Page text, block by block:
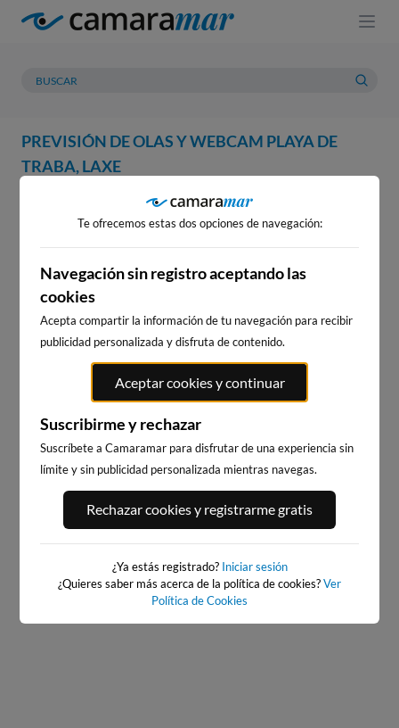
PREVISIÓN DE OLAS Y WEBCAM PLAYA DE
TRABA, LAXE
PREVISIÓN METEOROLOGÍA
WEBCAM PLAYA DE TRABA,
LAXE
WEBCAMS CERCANAS
PUERTO DE CAMARIÑAS
13km · Camariñas
0.2 m CHOPI
PLAYA DE CAMARIÑAS
0.2 m CHOPI
Te ofrecemos estas dos opciones de navegación:
Navegación sin registro aceptando las
cookies
Acepta compartir la información de tu navegación para recibir
publicidad personalizada y disfruta de contenido.
Aceptar cookies y continuar
Suscribirme y rechazar
Suscríbete a Camaramar para disfrutar de una experiencia sin
límite y sin publicidad personalizada mientras navegas.
Rechazar cookies y registrarme gratis
¿Ya estás registrado? Iniciar sesión
¿Quieres saber más acerca de la política de cookies?Ver
Política de Cookies